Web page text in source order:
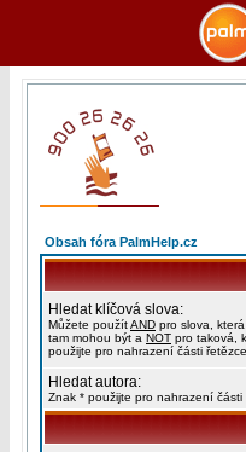
Obsah fóra PalmHelp.cz
Hledat klíčová slova:
Můžete použítAND pro slova,
tam mohou být a NOT pro taková,
použijte pro nahrazení části
Hledat autora:
Znak * použijte pro nahrazení